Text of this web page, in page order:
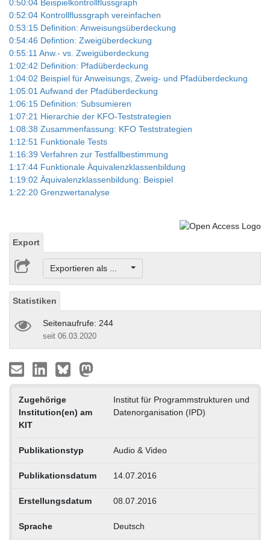
0:50:04 Beispielkontrollflussgraph
0:52:04 Kontrollflussgraph vereinfachen
0:53:15 Definition: Anweisungsüberdeckung
0:54:46 Defintion: Zweigüberdeckung
0:55:11 Anw.- vs. Zweigüberdeckung
1:02:42 Definition: Pfadüberdeckung
1:04:02 Beispiel für Anweisungs, Zweig- und Pfadüberdeckung
1:05:01 Aufwand der Pfadüberdeckung
1:06:15 Definition: Subsumieren
1:07:21 Hierarchie der KFO-Teststrategien
1:08:38 Zusammenfassung: KFO Teststrategien
1:12:51 Funktionale Tests
1:16:39 Verfahren zur Testfallbestimmung
1:17:44 Funktionale Äquivalenzklassenbildung
1:19:02 Äquivalenzklassenbildung: Beispiel
1:22:20 Grenzwertanalyse
Export
Exportieren als ...
Statistiken
Seitenaufrufe: 244
seit 06.03.2020
Zugehörige
Institution(en) am
KIT
Institut für Programmstrukturen und
Datenorganisation (IPD)
Publikationstyp Audio & Video
Publikationsdatum 14.07.2016
Erstellungsdatum 08.07.2016
Sprache Deutsch